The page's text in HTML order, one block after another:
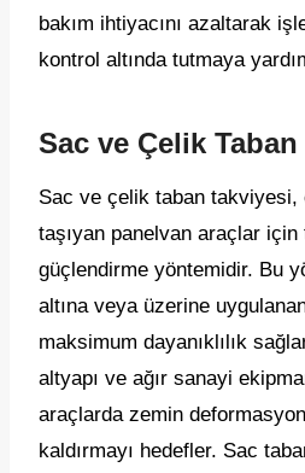
bakım ihtiyacını azaltarak
kontrol altında tutmaya
Sac ve Çelik
Sac ve çelik taban takviyesi,
taşıyan panelvan araçlar
güçlendirme yöntemidir. Bu
altına veya üzerine
maksimum dayanıklılık
altyapı ve ağır sanayi
araçlarda zemin
kaldırmayı hedefler. Sac